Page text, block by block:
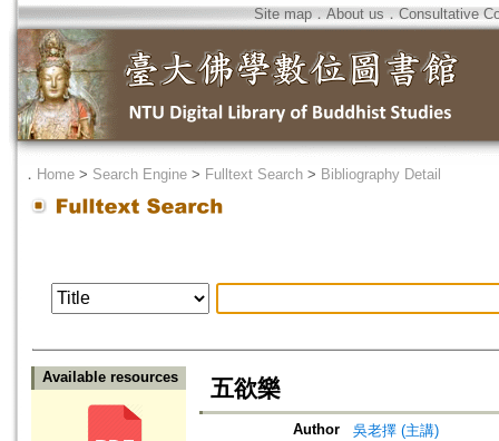
Site map．About us ． Consultative
． Home > Search Engine > Fulltext Search > Bibliography Detail
Available resources 五欲樂
Author
吳老擇 (主講)